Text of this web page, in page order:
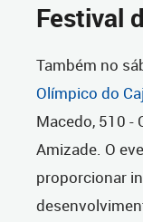
Festival
Também no
Olímpico do
Macedo, 510 -
Amizade. O
proporcionar